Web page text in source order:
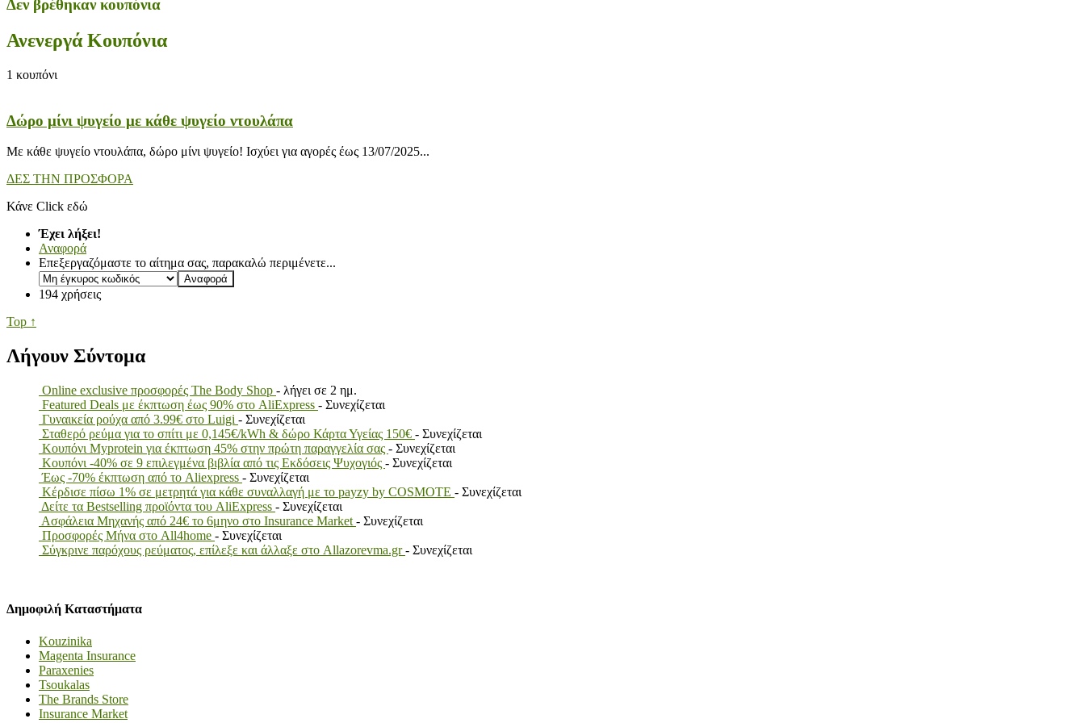
Δεν βρέθηκαν κουπόνια
Ανενεργά Κουπόνια
1 κουπόνι
Δώρο μίνι ψυγείο με κάθε ψυγείο ντουλάπα
Με κάθε ψυγείο ντουλάπα, δώρο μίνι ψυγείο! Ισχύει για αγορές έως 13/07/2025...
ΔΕΣ ΤΗΝ ΠΡΟΣΦΟΡΑ
Κάνε Click εδώ
Έχει λήξει!
Αναφορά
Επεξεργαζόμαστε το αίτημα σας, παρακαλώ περιμένετε...
194 χρήσεις
Top ↑
Λήγουν Σύντομα
Online exclusive προσφορές The Body Shop - λήγει σε 2 ημ.
Featured Deals με έκπτωση έως 90% στο AliExpress - Συνεχίζεται
Γυναικεία ρούχα από 3.99€ στο Luigi - Συνεχίζεται
Σταθερό ρεύμα για το σπίτι με 0,145€/kWh & δώρο Κάρτα Υγείας 150€ - Συνεχίζεται
Κουπόνι Myprotein για έκπτωση 45% στην πρώτη παραγγελία σας - Συνεχίζεται
Κουπόνι -40% σε 9 επιλεγμένα βιβλία από τις Εκδόσεις Ψυχογιός - Συνεχίζεται
Έως -70% έκπτωση από το Aliexpress - Συνεχίζεται
Κέρδισε πίσω 1% σε μετρητά για κάθε συναλλαγή με το payzy by COSMOTE - Συνεχίζεται
Δείτε τα Bestselling προϊόντα του AliExpress - Συνεχίζεται
Ασφάλεια Μηχανής από 24€ το 6μηνο στο Insurance Market - Συνεχίζεται
Προσφορές Μήνα στο All4home - Συνεχίζεται
Σύγκρινε παρόχους ρεύματος, επίλεξε και άλλαξε στο Allazorevma.gr- Συνεχίζεται
Δημοφιλή Καταστήματα
Kouzinika
Magenta Insurance
Paraxenies
Tsoukalas
The Brands Store
Insurance Market